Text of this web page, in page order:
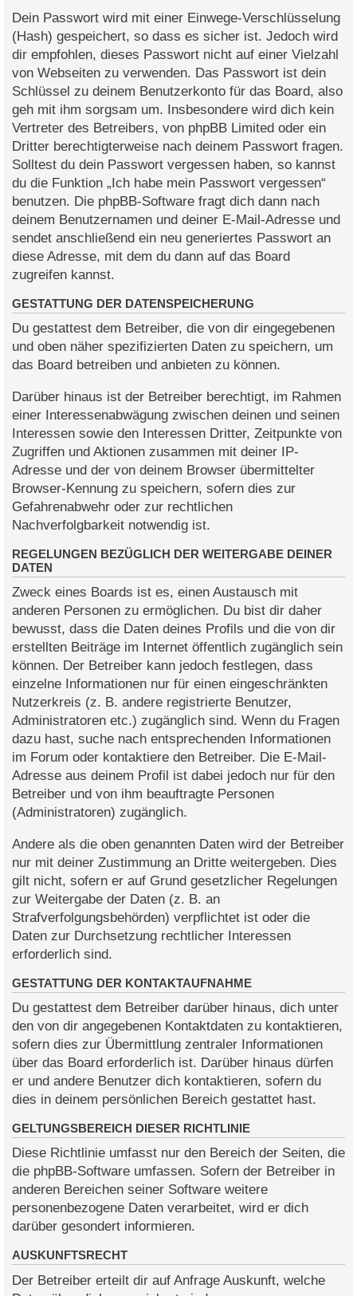
Dein Passwort wird mit einer Einwege-Verschlüsselung
(Hash) gespeichert, so dass es sicher ist. Jedoch wird
dir empfohlen, dieses Passwort nicht auf einer Vielzahl
von Webseiten zu verwenden. Das Passwort ist dein
Schlüssel zu deinem Benutzerkonto für das Board, also
geh mit ihm sorgsam um. Insbesondere wird dich kein
Vertreter des Betreibers, von phpBB Limited oder ein
Dritter berechtigterweise nach deinem Passwort fragen.
Solltest du dein Passwort vergessen haben, so kannst
du die Funktion „Ich habe mein Passwort vergessen“
benutzen. Die phpBB-Software fragt dich dann nach
deinem Benutzernamen und deiner E-Mail-Adresse und
sendet anschließend ein neu generiertes Passwort an
diese Adresse, mit dem du dann auf das Board
zugreifen kannst.
GESTATTUNG DER DATENSPEICHERUNG
Du gestattest dem Betreiber, die von dir eingegebenen
und oben näher spezifizierten Daten zu speichern, um
das Board betreiben und anbieten zu können.
Darüber hinaus ist der Betreiber berechtigt, im Rahmen
einer Interessenabwägung zwischen deinen und seinen
Interessen sowie den Interessen Dritter, Zeitpunkte von
Zugriffen und Aktionen zusammen mit deiner IP-
Adresse und der von deinem Browser übermittelter
Browser-Kennung zu speichern, sofern dies zur
Gefahrenabwehr oder zur rechtlichen
Nachverfolgbarkeit notwendig ist.
REGELUNGEN BEZÜGLICH DER WEITERGABE DEINER
DATEN
Zweck eines Boards ist es, einen Austausch mit
anderen Personen zu ermöglichen. Du bist dir daher
bewusst, dass die Daten deines Profils und die von dir
erstellten Beiträge im Internet öffentlich zugänglich sein
können. Der Betreiber kann jedoch festlegen, dass
einzelne Informationen nur für einen eingeschränkten
Nutzerkreis (z. B. andere registrierte Benutzer,
Administratoren etc.) zugänglich sind. Wenn du Fragen
dazu hast, suche nach entsprechenden Informationen
im Forum oder kontaktiere den Betreiber. Die E-Mail-
Adresse aus deinem Profil ist dabei jedoch nur für den
Betreiber und von ihm beauftragte Personen
(Administratoren) zugänglich.
Andere als die oben genannten Daten wird der Betreiber
nur mit deiner Zustimmung an Dritte weitergeben. Dies
gilt nicht, sofern er auf Grund gesetzlicher Regelungen
zur Weitergabe der Daten (z. B. an
Strafverfolgungsbehörden) verpflichtet ist oder die
Daten zur Durchsetzung rechtlicher Interessen
erforderlich sind.
GESTATTUNG DER KONTAKTAUFNAHME
Du gestattest dem Betreiber darüber hinaus, dich unter
den von dir angegebenen Kontaktdaten zu kontaktieren,
sofern dies zur Übermittlung zentraler Informationen
über das Board erforderlich ist. Darüber hinaus dürfen
er und andere Benutzer dich kontaktieren, sofern du
dies in deinem persönlichen Bereich gestattet hast.
GELTUNGSBEREICH DIESER RICHTLINIE
Diese Richtlinie umfasst nur den Bereich der Seiten, die
die phpBB-Software umfassen. Sofern der Betreiber in
anderen Bereichen seiner Software weitere
personenbezogene Daten verarbeitet, wird er dich
darüber gesondert informieren.
AUSKUNFTSRECHT
Der Betreiber erteilt dir auf Anfrage Auskunft, welche